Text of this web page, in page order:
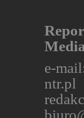
Media
e-
ntr.pl